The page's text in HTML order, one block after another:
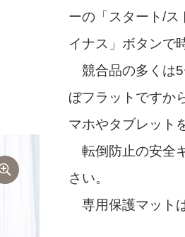
ーの「スタート/ス
イナス」ボタンで
競合品の多くは5
ぼフラットですか
マホやタブレット
転倒防止の安全
さい。
専用保護マット